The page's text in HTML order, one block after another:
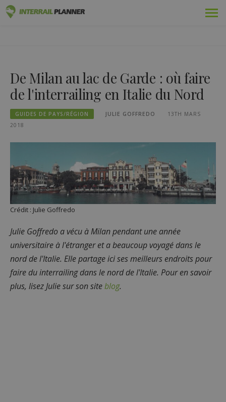
Voyages
Blog
Guides pays
Se connecter
Planifiez un nouveau voyage !
De Milan au lac de Garde : où faire
de l'interrailing en Italie du Nord
GUIDES DE PAYS/RÉGION JULIE GOFFREDO
13TH MARS
2018
Crédit : Julie Goffredo
Julie Goffredo a vécu à Milan pendant une année
universitaire à l'étranger et a beaucoup voyagé dans le
nord de l'Italie. Elle partage ici ses meilleurs endroits pour
faire du interrailing dans le nord de l'Italie. Pour en savoir
plus, lisez Julie sur son siteblog.